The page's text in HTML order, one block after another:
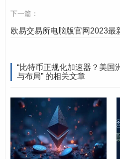
客户，意味着机构投资者可
参与比特币的合规风险，
转变”的关键一步。
整合支付生态：Bakkt初期
探索比特币在日常消费场
下一篇：
“比特币正规化加速器？美国
与布局” 的相关文章